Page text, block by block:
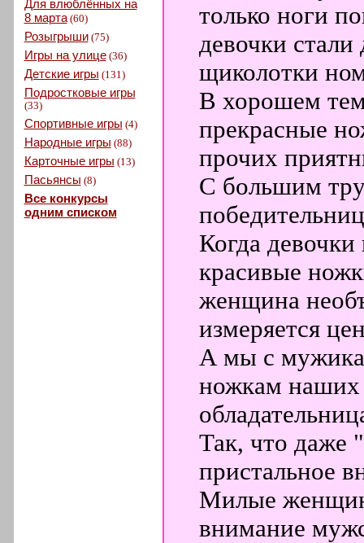
Для влюблённых на
8 марта(60)
Розыгрыши(75)
Игры на улице(36)
Детские игры (131)
Подростковые игры
(33)
Спортивные игры (4)
Народные игры (88)
Карточные игры (13)
Пасьянсы (8)
Все конкурсы
одним списком
только ноги
девочки
щиколотки
В хорошем
прекрасные
прочих
С большим
Когда
красивые
женщина
измеряется
А мы с
ножкам наших
Так, что даже
пристальное
Милые
внимание